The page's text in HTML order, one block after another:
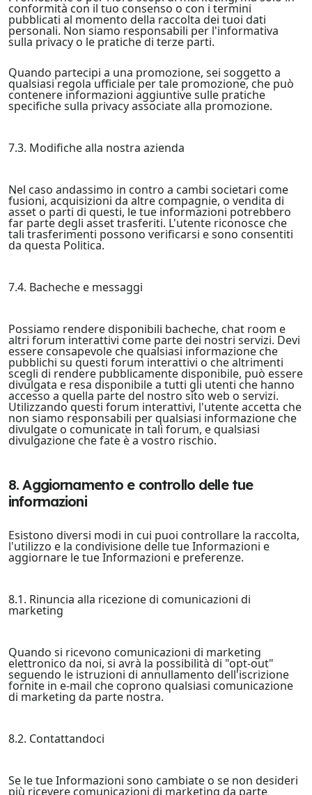
conformità con il tuo consenso o con i termini
pubblicati al momento della raccolta dei tuoi dati
personali. Non siamo responsabili per l'informativa
sulla privacy o le pratiche di terze parti.
Quando partecipi a una promozione, sei soggetto a
qualsiasi regola ufficiale per tale promozione, che può
contenere informazioni aggiuntive sulle pratiche
specifiche sulla privacy associate alla promozione.
7.3. Modifiche alla nostra azienda
Nel caso andassimo in contro a cambi societari come
fusioni, acquisizioni da altre compagnie, o vendita di
asset o parti di questi, le tue informazioni potrebbero
far parte degli asset trasferiti. L'utente riconosce che
tali trasferimenti possono verificarsi e sono consentiti
da questa Politica.
7.4. Bacheche e messaggi
Possiamo rendere disponibili bacheche, chat room e
altri forum interattivi come parte dei nostri servizi. Devi
essere consapevole che qualsiasi informazione che
pubblichi su questi forum interattivi o che altrimenti
scegli di rendere pubblicamente disponibile, può essere
divulgata e resa disponibile a tutti gli utenti che hanno
accesso a quella parte del nostro sito web o servizi.
Utilizzando questi forum interattivi, l'utente accetta che
non siamo responsabili per qualsiasi informazione che
divulgate o comunicate in tali forum, e qualsiasi
divulgazione che fate è a vostro rischio.
8. Aggiornamento e controllo delle tue
informazioni
Esistono diversi modi in cui puoi controllare la raccolta,
l'utilizzo e la condivisione delle tue Informazioni e
aggiornare le tue Informazioni e preferenze.
8.1. Rinuncia alla ricezione di comunicazioni di
marketing
Quando si ricevono comunicazioni di marketing
elettronico da noi, si avrà la possibilità di "opt-out"
seguendo le istruzioni di annullamento dell'iscrizione
fornite in e-mail che coprono qualsiasi comunicazione
di marketing da parte nostra.
8.2. Contattandoci
Se le tue Informazioni sono cambiate o se non desideri
più ricevere comunicazioni di marketing da parte